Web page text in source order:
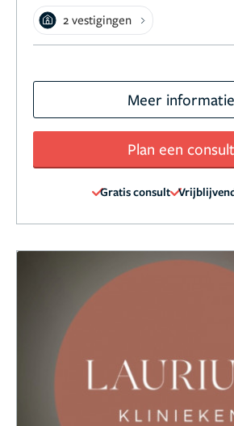
2 vestigingen
Meer informatie
Plan een consult
Gratis consult